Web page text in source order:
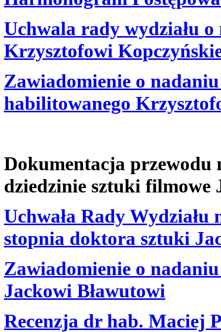
Uchwala rady wydziału
Krzysztofowi
Zawiadomienie o
habilitowanego
Dokumentacja
dziedzinie sztuki filmowe
Uchwała Rady
stopnia doktora sztuki
Zawiadomienie o
Jackowi Bławutowi
Recenzja dr hab. Maciej